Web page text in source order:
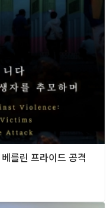
를린 프라이드 공격